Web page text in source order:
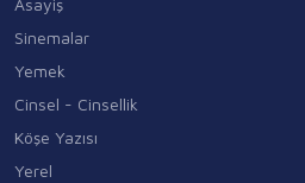
Asayiş
Sinemalar
Yemek
Cinsel - Cinsellik
Köşe Yazısı
Yerel